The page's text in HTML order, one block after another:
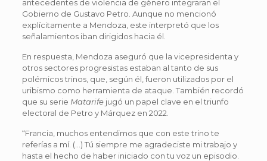
antecedentes de violencia de género integraran el
Gobierno de Gustavo Petro. Aunque no mencionó
explícitamente a Mendoza, este interpretó que los
señalamientos iban dirigidos hacia él.
En respuesta, Mendoza aseguró que la vicepresidenta y
otros sectores progresistas estaban al tanto de sus
polémicos trinos, que, según él, fueron utilizados por el
uribismo como herramienta de ataque. También recordó
que su serie Matarifejugó un papel clave en el triunfo
electoral de Petro y Márquez en 2022.
“Francia, muchos entendimos que con este trino te
referías a mí. (…) Tú siempre me agradeciste mi trabajo y
hasta el hecho de haber iniciado con tu voz un episodio.